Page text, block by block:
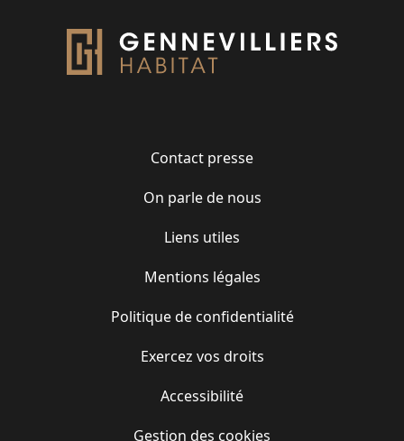
Contact presse
On parle de nous
Liens utiles
Mentions légales
Politique de confidentialité
Exercez vos droits
Accessibilité
Gestion des cookies